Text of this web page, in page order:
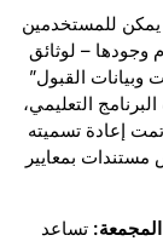
يمكن للمستخدمين
وجودها – لوثائق
القبول”
التعليمي،
إعادة تسميته
مستندات بمعايير
تساعد